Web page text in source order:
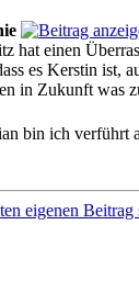
hat einen
es Kerstin ist,
in Zukunft was
bin ich verführt